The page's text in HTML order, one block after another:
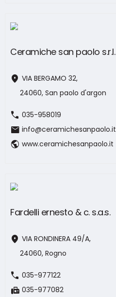
Ceramiche san paolo s.r.l.
location_on VIA BERGAMO 32,
24060, San paolo d'argon
call 035-958019
mail info@ceramichesanpaolo.it
public www.ceramichesanpaolo.it
Fardelli ernesto & c. s.a.s.
location_on VIA RONDINERA 49/A,
24060, Rogno
call 035-977122
fax 035-977082